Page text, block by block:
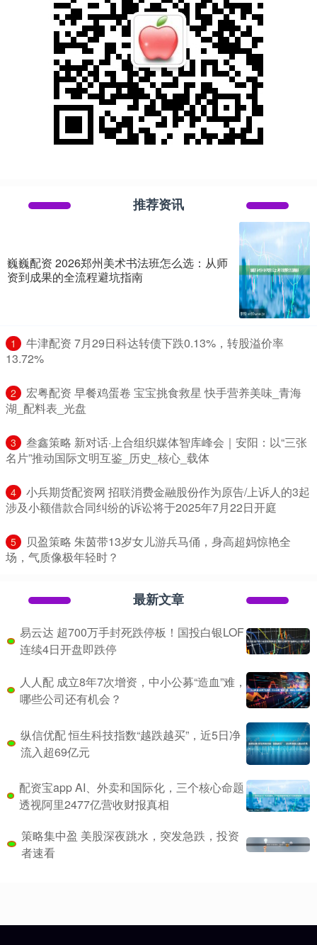
推荐资讯
巍巍配资 2026郑州美术书法班怎么选：从师
资到成果的全流程避坑指南
1
​牛津配资 7月29日科达转债下跌0.13%，转股溢价率
13.72%
2
​宏粤配资 早餐鸡蛋卷 宝宝挑食救星 快手营养美味_青海
湖_配料表_光盘
3
​叁鑫策略 新对话·上合组织媒体智库峰会｜安阳：以“三张
名片”推动国际文明互鉴_历史_核心_载体
4
​小兵期货配资网 招联消费金融股份作为原告/上诉人的3起
涉及小额借款合同纠纷的诉讼将于2025年7月22日开庭
5
​贝盈策略 朱茵带13岁女儿游兵马俑，身高超妈惊艳全
场，气质像极年轻时？
最新文章
易云达 超700万手封死跌停板！国投白银LOF
连续4日开盘即跌停
人人配 成立8年7次增资，中小公募“造血”难，
哪些公司还有机会？
纵信优配 恒生科技指数“越跌越买”，近5日净
流入超69亿元
配资宝app AI、外卖和国际化，三个核心命题
透视阿里2477亿营收财报真相
策略集中盈 美股深夜跳水，突发急跌，投资
者速看